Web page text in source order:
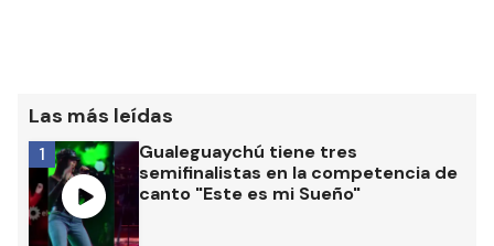
Las más leídas
Gualeguaychú tiene tres
semifinalistas en la competencia de
canto "Este es mi Sueño"
1